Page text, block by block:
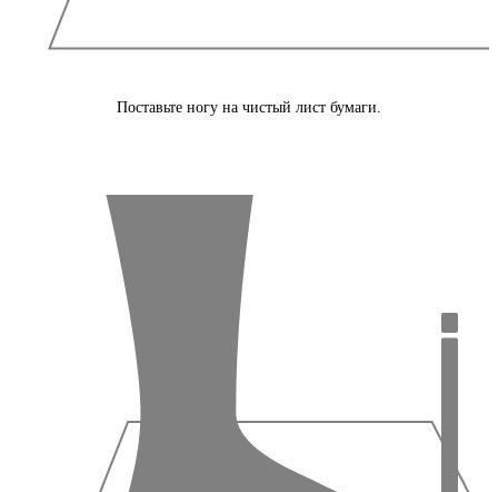
Поставьте ногу на чистый лист бумаги.